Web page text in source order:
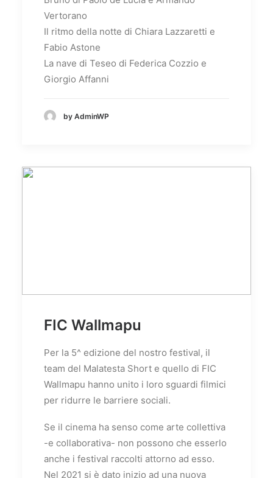
Vertorano
Il ritmo della notte di Chiara Lazzaretti e
Fabio Astone
La nave di Teseo di Federica Cozzio e
Giorgio Affanni
by AdminWP
FIC Wallmapu
Per la 5^ edizione del nostro festival, il
team del Malatesta Short e quello di FIC
Wallmapu hanno unito i loro sguardi filmici
per ridurre le barriere sociali.
Se il cinema ha senso come arte collettiva
-e collaborativa- non possono che esserlo
anche i festival raccolti attorno ad esso.
Nel 2021 si è dato inizio ad una nuova